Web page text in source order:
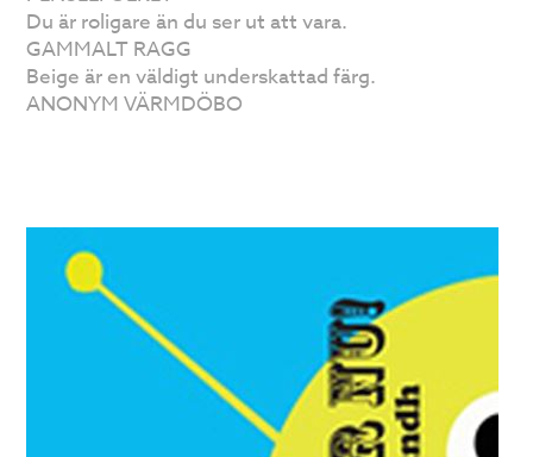
Du är roligare än du ser ut att vara.
GAMMALT RAGG
Beige är en väldigt underskattad färg.
ANONYM VÄRMDÖBO